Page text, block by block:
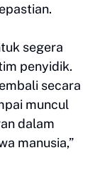
segera
penyidik.
secara
muncul
dalam
manusia,”